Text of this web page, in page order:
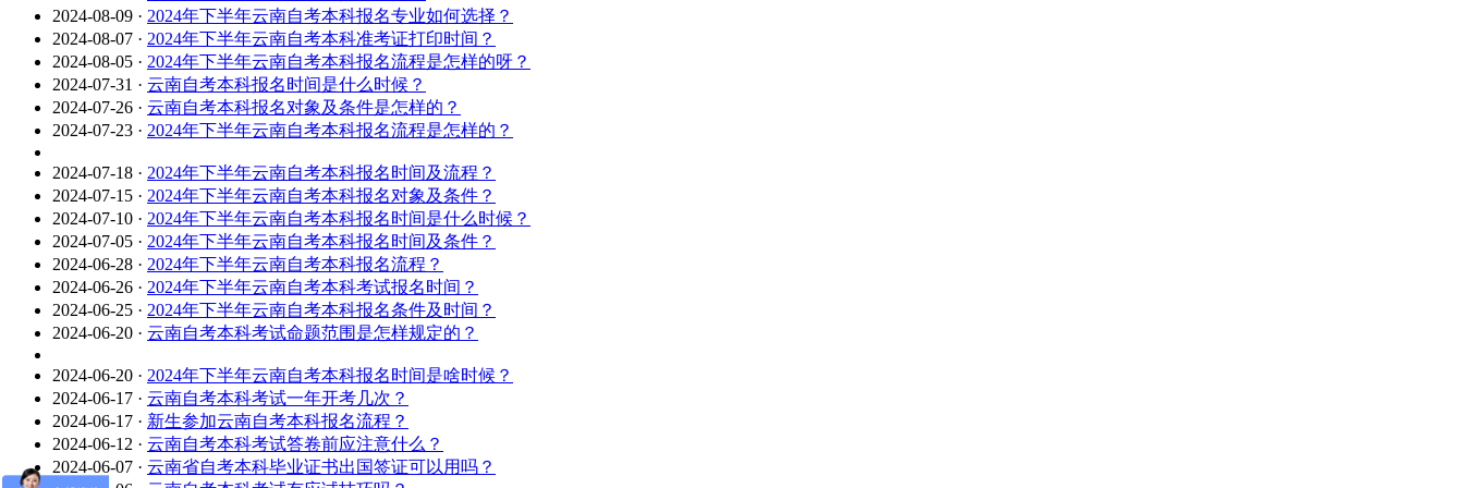
2024-08-09 · 2024年下半年云南自考本科报名专业如何选择？
2024-08-07 · 2024年下半年云南自考本科准考证打印时间？
2024-08-05 · 2024年下半年云南自考本科报名流程是怎样的呀？
2024-07-31 · 云南自考本科报名时间是什么时候？
2024-07-26 · 云南自考本科报名对象及条件是怎样的？
2024-07-23 · 2024年下半年云南自考本科报名流程是怎样的？
2024-07-18 · 2024年下半年云南自考本科报名时间及流程？
2024-07-15 · 2024年下半年云南自考本科报名对象及条件？
2024-07-10 · 2024年下半年云南自考本科报名时间是什么时候？
2024-07-05 · 2024年下半年云南自考本科报名时间及条件？
2024-06-28 · 2024年下半年云南自考本科报名流程？
2024-06-26 · 2024年下半年云南自考本科考试报名时间？
2024-06-25 · 2024年下半年云南自考本科报名条件及时间？
2024-06-20 · 云南自考本科考试命题范围是怎样规定的？
2024-06-20 · 2024年下半年云南自考本科报名时间是啥时候？
2024-06-17 · 云南自考本科考试一年开考几次？
2024-06-17 · 新生参加云南自考本科报名流程？
2024-06-12 · 云南自考本科考试答卷前应注意什么？
2024-06-07 · 云南省自考本科毕业证书出国签证可以用吗？